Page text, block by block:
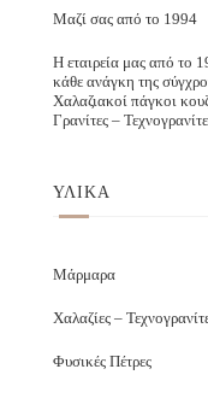
Μαζί σας από το 1994
Η εταιρεία μας από το
κάθε ανάγκη της
Χαλαζιακοί πάγκοι
Γρανίτες –
ΥΛΙΚΑ
Μάρμαρα
Χαλαζίες –
Φυσικές Πέτρες